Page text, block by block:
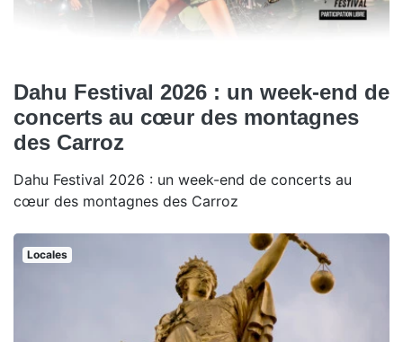
Dahu Festival 2026 : un week-end de
concerts au cœur des montagnes
des Carroz
Dahu Festival 2026 : un week-end de concerts au
cœur des montagnes des Carroz
Locales